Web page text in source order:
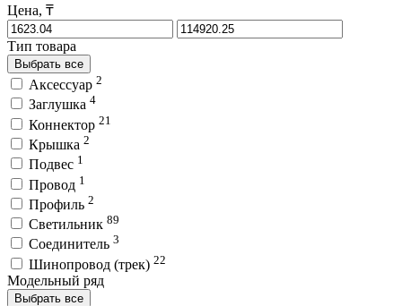
Цена, ₸
Тип товара
Выбрать все
Аксессуар 2
Заглушка 4
Коннектор 21
Крышка 2
Подвес 1
Провод 1
Профиль 2
Светильник 89
Соединитель 3
Шинопровод (трек) 22
Модельный ряд
Выбрать все